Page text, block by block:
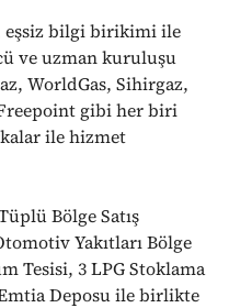
eşsiz bilgi birikimi ile
ve uzman kuruluşu
WorldGas, Sihirgaz,
gibi her biri
ile hizmet
Bölge Satış
Yakıtları Bölge
Tesisi, 3 LPG Stoklama
Deposu ile birlikte